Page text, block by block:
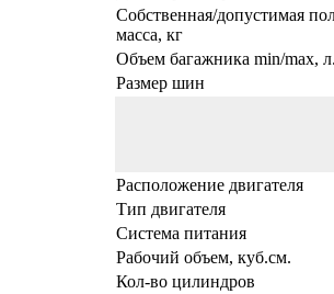
Собственная/допустимая
масса, кг
Объем багажника min/max,
Размер шин
Расположение двигателя
Тип двигателя
Система питания
Рабочий объем, куб.см.
Кол-во цилиндров